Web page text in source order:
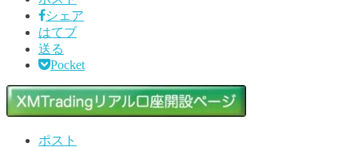
シェア
はてブ
送る
Pocket
ポスト